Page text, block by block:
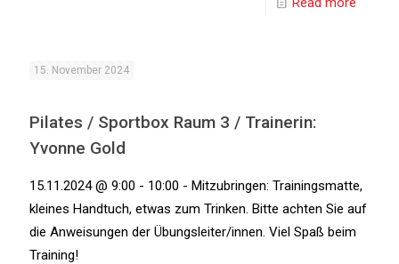
15. November 2024
Pilates / Sportbox Raum 3 / Trainerin:
Yvonne Gold
15.11.2024 @ 9:00 - 10:00 - Mitzubringen: Trainingsmatte,
kleines Handtuch, etwas zum Trinken. Bitte achten Sie auf
die Anweisungen der Übungsleiter/innen. Viel Spaß beim
Training!